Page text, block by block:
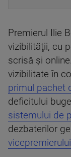
Premierul Ilie
vizibilităţii, cu
scrisă şi
vizibilitate în
primul pachet
deficitului
sistemului de
dezbaterilor